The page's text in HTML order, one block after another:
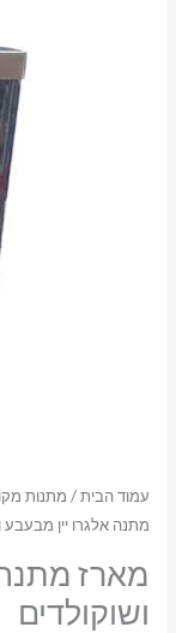
עמוד הבית/ מתנות
מתנה אלגרו יין מבעבע
מארז מתנה
ושוקולדים